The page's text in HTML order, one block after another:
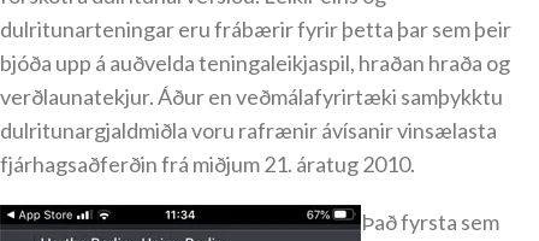
dulritunarteningar eru frábærir fyrir þetta þar sem þeir
bjóða upp á auðvelda teningaleikjaspil, hraðan hraða og
verðlaunatekjur. Áður en veðmálafyrirtæki samþykktu
dulritunargjaldmiðla voru rafrænir ávísanir vinsælasta
fjárhagsaðferðin frá miðjum 21. áratug 2010.
Það fyrsta sem